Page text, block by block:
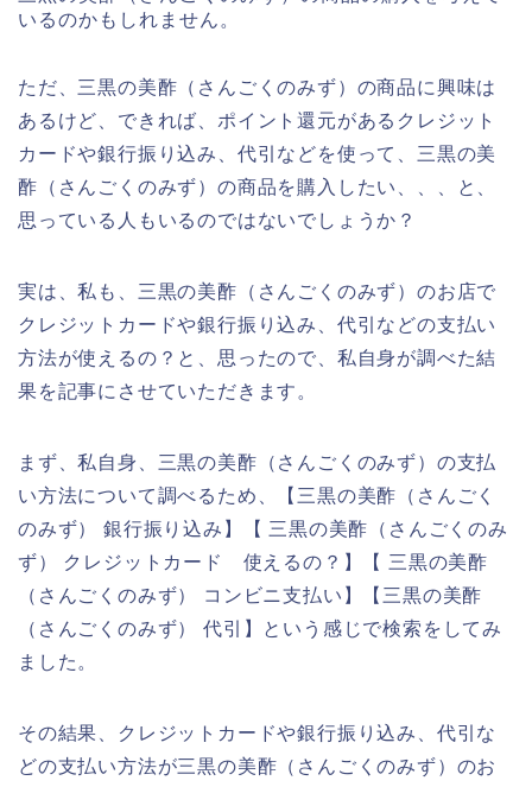
いるのかもしれません。
ただ、三黒の美酢（さんごくのみず）の商品に興味は
あるけど、できれば、ポイント還元があるクレジット
カードや銀行振り込み、代引などを使って、三黒の美
酢（さんごくのみず）の商品を購入したい、、、と、
思っている人もいるのではないでしょうか？
実は、私も、三黒の美酢（さんごくのみず）のお店で
クレジットカードや銀行振り込み、代引などの支払い
方法が使えるの？と、思ったので、私自身が調べた結
果を記事にさせていただきます。
まず、私自身、三黒の美酢（さんごくのみず）の支払
い方法について調べるため、【三黒の美酢（さんごく
のみず） 銀行振り込み】【 三黒の美酢（さんごくのみ
ず） クレジットカード 使えるの？】【 三黒の美酢
（さんごくのみず） コンビニ支払い】【三黒の美酢
（さんごくのみず） 代引】という感じで検索をしてみ
ました。
その結果、クレジットカードや銀行振り込み、代引な
どの支払い方法が三黒の美酢（さんごくのみず）のお